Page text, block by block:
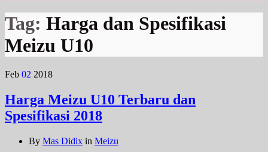
Tag: Harga dan Spesifikasi
Meizu U10
Feb 02 2018
Harga Meizu U10 Terbaru dan
Spesifikasi 2018
By Mas Didix in Meizu